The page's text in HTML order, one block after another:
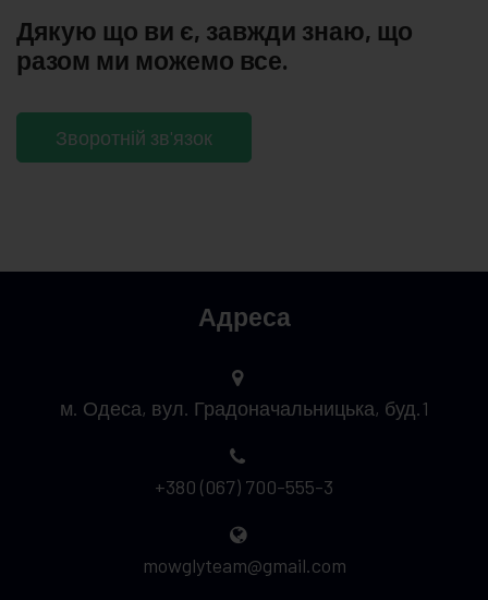
Дякую що ви є, завжди знаю, що
разом ми можемо все.
Зворотній зв'язок
Адреса
м. Одеса, вул. Градоначальницька, буд.1
+380 (067) 700-555-3
mowglyteam@gmail.com